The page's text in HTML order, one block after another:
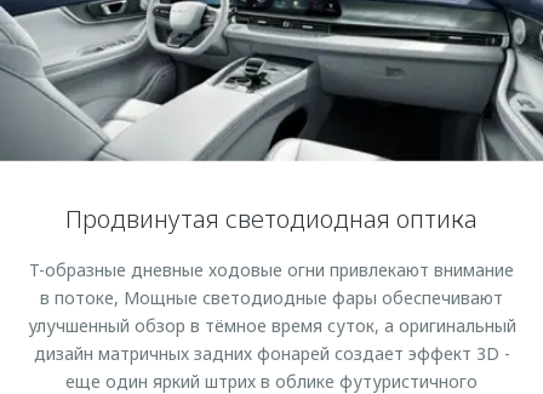
Страхование
Кредитный калькулятор
Аксессуары
Одежда и сувениры
Запчасти
Трейд-ин
Калькулятор трейд-ин
Клиентская поддержка
O&J Автоклуб
Клуб владельцев OMODA
Приложение O&J
Оригинальные аксессуары
Запчасти
Обратная связь
Продвинутая светодиодная оптика
T-образные дневные ходовые огни привлекают внимание
в потоке, Мощные светодиодные фары обеспечивают
улучшенный обзор в тёмное время суток, а оригинальный
дизайн матричных задних фонарей создает эффект 3D -
еще один яркий штрих в облике футуристичного